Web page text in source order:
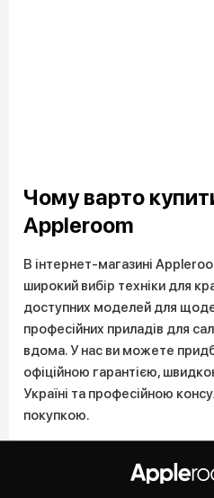
Чому варто
Appleroom
В інтернет-магазині
широкий вибір техніки для
доступних моделей для
професійних приладів для
вдома. У нас ви можете
офіційною гарантією,
Україні та професійною
покупкою.